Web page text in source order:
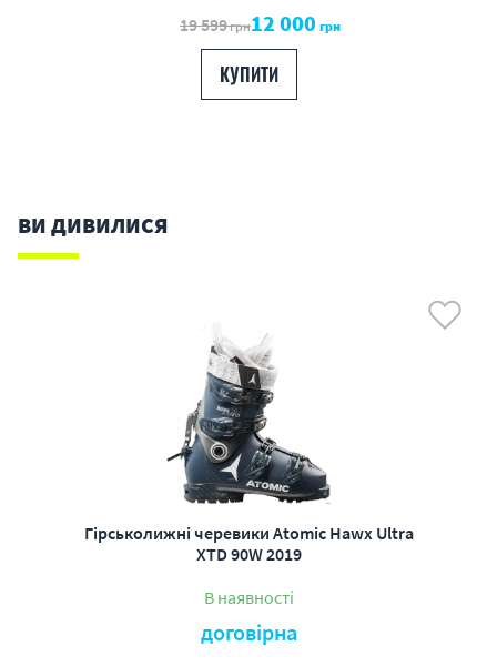
19 599грн12 000грн
КУПИТИ
ВИ ДИВИЛИСЯ
Гірськолижні черевики Atomic Hawx Ultra
XTD 90W 2019
В наявності
договірна